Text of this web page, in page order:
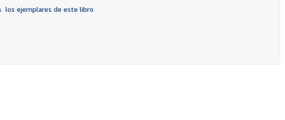
los ejemplares de este libro